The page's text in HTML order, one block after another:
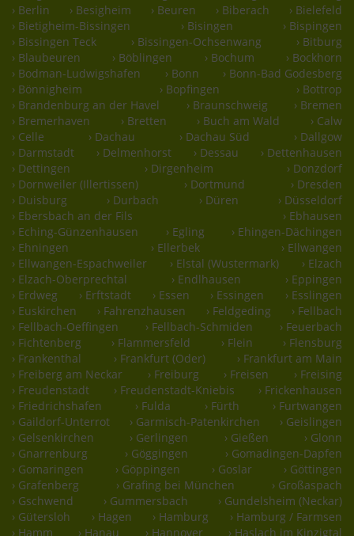
› Berlin
› Besigheim › Beuren › Biberach
› Bielefeld
› Bietigheim-Bissingen
› Bisingen
› Bispingen
› Bissingen Teck
› Bissingen-Ochsenwang
› Bitburg
› Blaubeuren
› Böblingen › Bochum
› Bockhorn
› Bodman-Ludwigshafen
› Bonn
› Bonn-Bad Godesberg
› Bönnigheim
› Bopfingen
› Bottrop
› Brandenburg an der Havel
› Braunschweig
› Bremen
› Bremerhaven
› Bretten › Buch am Wald
› Calw
› Celle
› Dachau › Dachau Süd
› Dallgow
› Darmstadt
› Delmenhorst › Dessau
› Dettenhausen
› Dettingen
› Dirgenheim
› Donzdorf
› Dornweiler (Illertissen)
› Dortmund
› Dresden
› Duisburg
› Durbach › Düren
› Düsseldorf
› Ebersbach an der Fils
› Ebhausen
› Eching-Günzenhausen
› Egling
› Ehingen-Dächingen
› Ehningen
› Ellerbek
› Ellwangen
› Ellwangen-Espachweiler
› Elstal (Wustermark)
› Elzach
› Elzach-Oberprechtal
› Endlhausen
› Eppingen
› Erdweg
› Erftstadt › Essen › Essingen
› Esslingen
› Euskirchen
› Fahrenzhausen › Feldgeding
› Fellbach
› Fellbach-Oeffingen
› Fellbach-Schmiden
› Feuerbach
› Fichtenberg
› Flammersfeld › Flein
› Flensburg
› Frankenthal
› Frankfurt (Oder)
› Frankfurt am Main
› Freiberg am Neckar
› Freiburg › Freisen
› Freising
› Freudenstadt
› Freudenstadt-Kniebis
› Frickenhausen
› Friedrichshafen
› Fulda › Fürth
› Furtwangen
› Gaildorf-Unterrot
› Garmisch-Patenkirchen
› Geislingen
› Gelsenkirchen
› Gerlingen › Gießen
› Glonn
› Gnarrenburg
› Göggingen
› Gomadingen-Dapfen
› Gomaringen
› Göppingen › Goslar
› Göttingen
› Grafenberg
› Grafing bei München
› Großaspach
› Gschwend
› Gummersbach
› Gundelsheim (Neckar)
› Gütersloh
› Hagen › Hamburg
› Hamburg / Farmsen
› Hamm
› Hanau › Hannover
› Haslach im Kinzigtal